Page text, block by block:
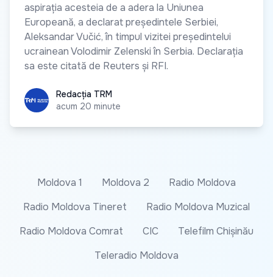
aspirația acesteia de a adera la Uniunea
Europeană, a declarat președintele Serbiei,
Aleksandar Vučić, în timpul vizitei președintelui
ucrainean Volodimir Zelenski în Serbia. Declarația
sa este citată de Reuters și RFI.
Redacția TRM
Redacția TRM
acum 20 minute
Moldova 1 Moldova 2
Radio Moldova
Radio Moldova Tineret
Radio Moldova Muzical
Radio Moldova Comrat
CIC
Telefilm Chișinău
Teleradio Moldova